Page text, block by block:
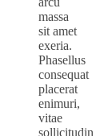
massa
sit amet
exeria.
Phasellus
consequat
placerat
enimuri,
vitae
sollicitudin